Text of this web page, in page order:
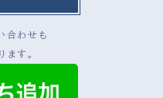
合わせも
ます。